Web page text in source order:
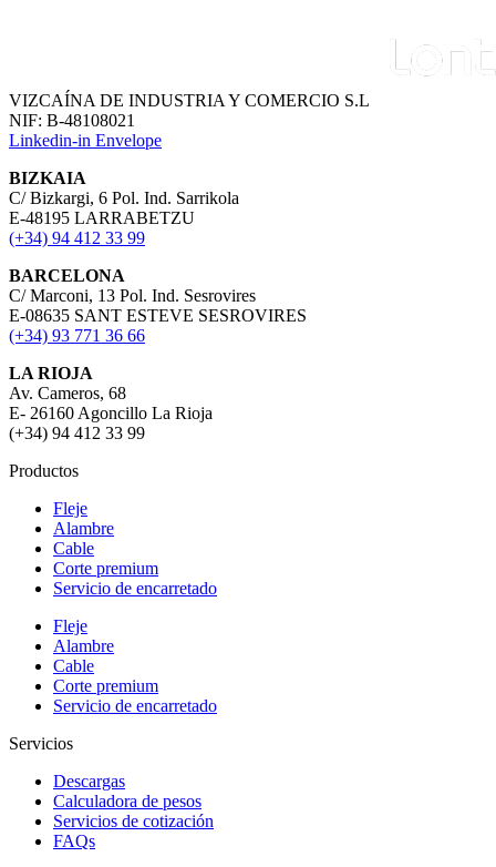
VIZCAÍNA DE INDUSTRIA Y COMERCIO S.L
NIF: B-48108021
Linkedin-in Envelope
BIZKAIA
C/ Bizkargi, 6 Pol. Ind. Sarrikola
E-48195 LARRABETZU
(+34) 94 412 33 99
BARCELONA
C/ Marconi, 13 Pol. Ind. Sesrovires
E-08635 SANT ESTEVE SESROVIRES
(+34) 93 771 36 66
LA RIOJA
Av. Cameros, 68
E- 26160 Agoncillo La Rioja
(+34) 94 412 33 99
Productos
Fleje
Alambre
Cable
Corte premium
Servicio de encarretado
Fleje
Alambre
Cable
Corte premium
Servicio de encarretado
Servicios
Descargas
Calculadora de pesos
Servicios de cotización
FAQs